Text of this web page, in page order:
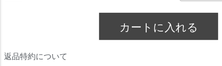
カートに入れる
返品特約について